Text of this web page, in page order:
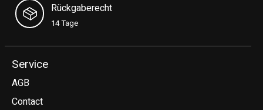
Rückgaberecht
14 Tage
Service
AGB
Contact